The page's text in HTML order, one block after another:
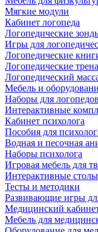
Мягкие модули
Кабинет логопеда
Логопедические
Игры для
Логопедические
Логопедические
Логопедический
Мебель и
Наборы для логопедов
Интерактивные
Кабинет психолога
Пособия для
Водная и песочная
Наборы психолога
Игровая мебель для
Интерактивные
Тесты и методики
Развивающие игры
Медицинский
Мебель для